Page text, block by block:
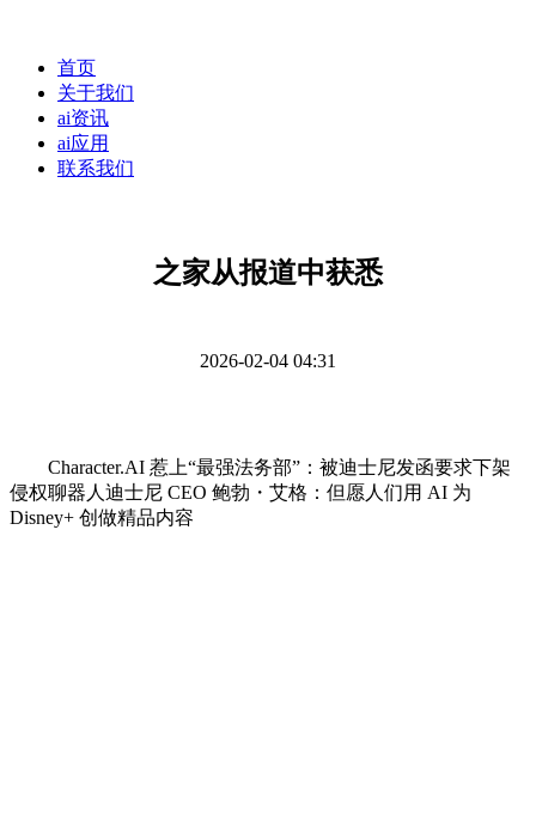
首页
关于我们
ai资讯
ai应用
联系我们
之家从报道中获悉
2026-02-04 04:31
Character.AI 惹上“最强法务部”：被迪士尼发函要求下架
侵权聊器人迪士尼 CEO 鲍勃・艾格：但愿人们用 AI 为
Disney+ 创做精品内容